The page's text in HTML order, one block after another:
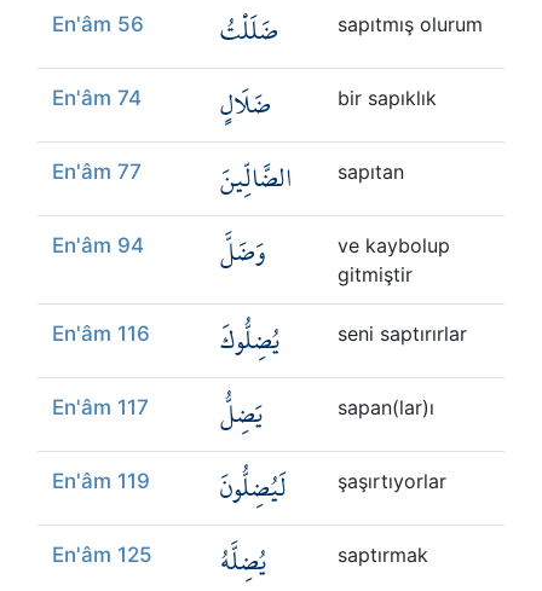
En'âm 56 ضَلَلْتُ sapıtmış olurum
En'âm 74 ضَلَالٍ bir sapıklık
En'âm 77 الضَّالِّينَ sapıtan
En'âm 94 وَضَلَّ
ve kaybolup
gitmiştir
En'âm 116 يُضِلُّوكَ seni saptırırlar
En'âm 117 يَضِلُّ sapan(lar)ı
En'âm 119 لَيُضِلُّونَ şaşırtıyorlar
En'âm 125 يُضِلَّهُ saptırmak